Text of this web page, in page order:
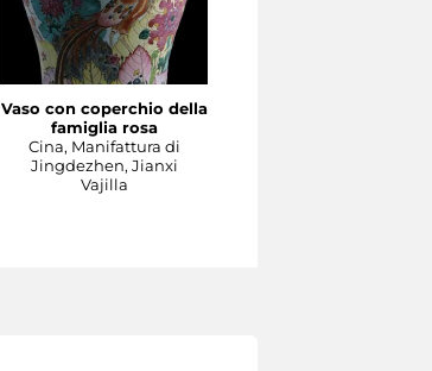
Vaso con coperchio della
famiglia rosa
Cina, Manifattura di
Jingdezhen, Jianxi
Vajilla